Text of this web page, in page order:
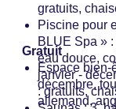
gratuits,
Piscine pour
BLUE Spa »
eau douce,
janvier -
: gratuits,
Gratuit
Espace bien-
décembre,
allemand,